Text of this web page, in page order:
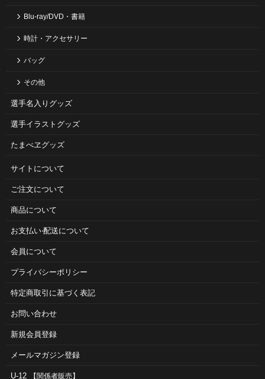
Blu-ray/DVD・書籍
時計・アクセサリー
バッグ
その他
選手名入りグッズ
選手イラストグッズ
たまべヱグッズ
サイトについて
ご注⽂について
商品について
お⽀払い‧配送について
会員について
プライバシーポリシー
特定商取引に基づく表記
お問い合わせ
新規会員登録
メールマガジン登録
U-12 【関係者販売】